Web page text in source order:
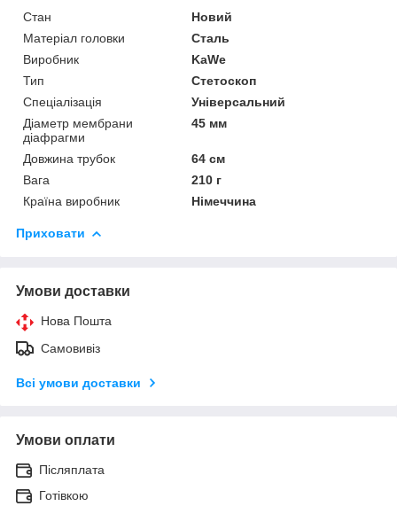
Стан
Новий
Матеріал головки
Сталь
Виробник
KaWe
Тип
Стетоскоп
Спеціалізація
Універсальний
Діаметр мембрани
діафрагми
45 мм
Довжина трубок
64 см
Вага
210 г
Країна виробник
Німеччина
Приховати
Умови доставки
Нова Пошта
Самовивіз
Всі умови доставки
Умови оплати
Післяплата
Готівкою